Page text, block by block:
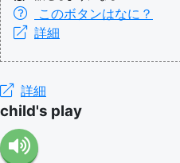
このボタンはなに？
詳細
詳細
child's play